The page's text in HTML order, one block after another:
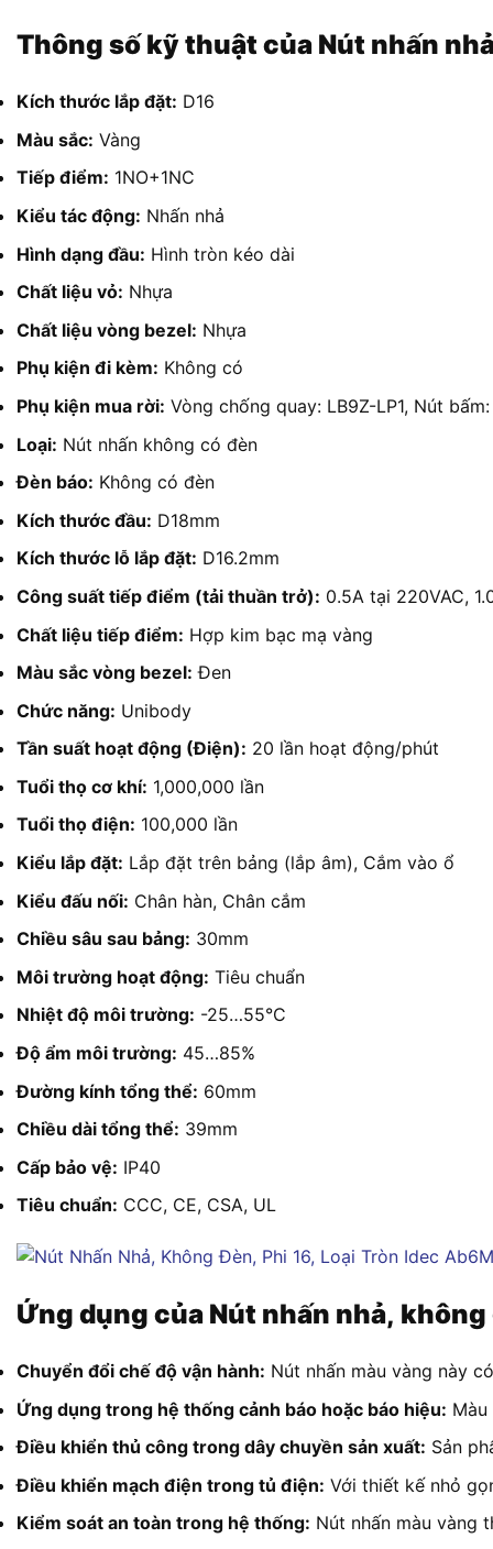
Thông số kỹ thuật của Nút nhấn
Kích thước lắp đặt: D16
Màu sắc: Vàng
Tiếp điểm: 1NO+1NC
Kiểu tác động: Nhấn nhả
Hình dạng đầu: Hình tròn kéo dài
Chất liệu vỏ: Nhựa
Chất liệu vòng bezel: Nhựa
Phụ kiện đi kèm: Không có
Phụ kiện mua rời: Vòng chống quay: LB9Z-LP1, Nút
Loại: Nút nhấn không có đèn
Đèn báo: Không có đèn
Kích thước đầu: D18mm
Kích thước lỗ lắp đặt: D16.2mm
Công suất tiếp điểm (tải thuần trở): 0.5A tại 220VAC,
Chất liệu tiếp điểm: Hợp kim bạc mạ vàng
Màu sắc vòng bezel: Đen
Chức năng: Unibody
Tần suất hoạt động (Điện): 20 lần hoạt động/phút
Tuổi thọ cơ khí: 1,000,000 lần
Tuổi thọ điện: 100,000 lần
Kiểu lắp đặt: Lắp đặt trên bảng (lắp âm), Cắm vào ổ
Kiểu đấu nối: Chân hàn, Chân cắm
Chiều sâu sau bảng: 30mm
Môi trường hoạt động: Tiêu chuẩn
Nhiệt độ môi trường: -25…55°C
Độ ẩm môi trường: 45…85%
Đường kính tổng thể: 60mm
Chiều dài tổng thể: 39mm
Cấp bảo vệ: IP40
Tiêu chuẩn: CCC, CE, CSA, UL
Ứng dụng của Nút nhấn nhả, không
Chuyển đổi chế độ vận hành: Nút nhấn màu vàng này
Ứng dụng trong hệ thống cảnh báo hoặc báo hiệu:
Điều khiển thủ công trong dây chuyền sản xuất: Sản
Điều khiển mạch điện trong tủ điện: Với thiết kế nhỏ
Kiểm soát an toàn trong hệ thống: Nút nhấn màu vàng